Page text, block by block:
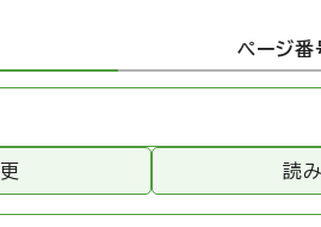
ページ番
読